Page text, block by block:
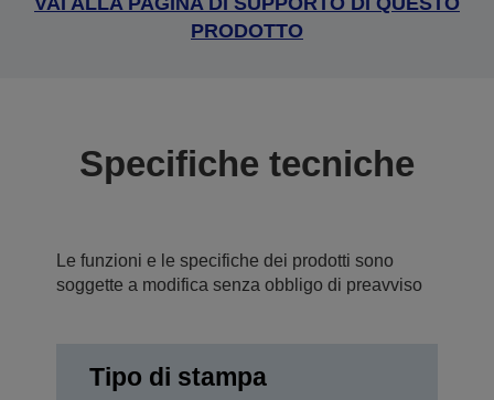
PRODOTTO
Specifiche tecniche
Le funzioni e le specifiche dei prodotti sono
soggette a modifica senza obbligo di preavviso
Tipo di stampa